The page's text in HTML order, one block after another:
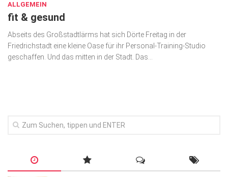
Sehen
Innovationen
Kampf gegen Krebs
ALLGEMEIN
fit & gesund
Abseits des Großstadtlärms hat sich Dörte Freitag in der
Friedrichstadt eine kleine Oase für ihr Personal-Training-Studio
geschaffen. Und das mitten in der Stadt. Das...